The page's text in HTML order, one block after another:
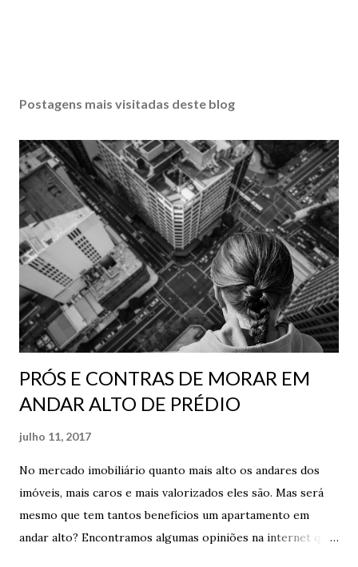
Postagens mais visitadas deste blog
PRÓS E CONTRAS DE MORAR EM
ANDAR ALTO DE PRÉDIO
julho 11, 2017
No mercado imobiliário quanto mais alto os andares dos
imóveis, mais caros e mais valorizados eles são. Mas será
mesmo que tem tantos benefícios um apartamento em
andar alto? Encontramos algumas opiniões na internet que